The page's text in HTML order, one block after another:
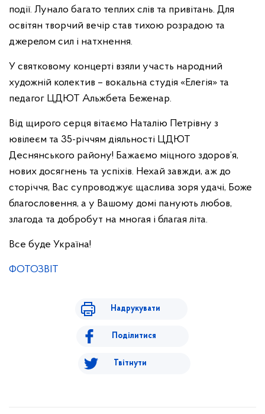
події. Лунало багато теплих слів та привітань. Для
освітян творчий вечір став тихою розрадою та
джерелом сил і натхнення.
У святковому концерті взяли участь народний
художній колектив – вокальна студія «Елегія» та
педагог ЦДЮТ Альжбета Беженар.
Від щирого серця вітаємо Наталію Петрівну з
ювілеєм та 35-річчям діяльності ЦДЮТ
Деснянського району! Бажаємо міцного здоров’я,
нових досягнень та успіхів. Нехай завжди, аж до
сторіччя, Вас супроводжує щаслива зоря удачі, Боже
благословення, а у Вашому домі панують любов,
злагода та добробут на многая і благая літа.
Все буде Україна!
ФОТОЗВІТ
Надрукувати
Поділитися
Твітнути